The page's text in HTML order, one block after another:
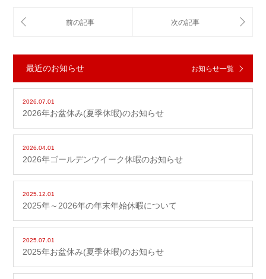
最近のお知らせ お知らせ一覧
2026.07.01
2026年お盆休み(夏季休暇)のお知らせ
2026.04.01
2026年ゴールデンウイーク休暇のお知らせ
2025.12.01
2025年～2026年の年末年始休暇について
2025.07.01
2025年お盆休み(夏季休暇)のお知らせ